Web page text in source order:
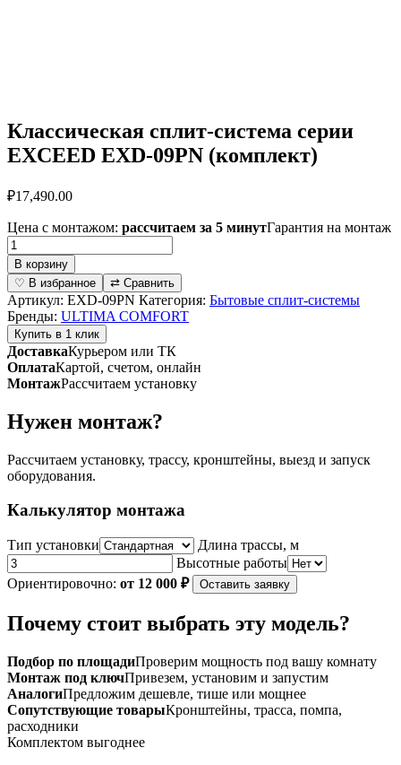
Классическая сплит-система серии
EXCEED EXD-09PN (комплект)
₽17,490.00
Цена с монтажом: рассчитаем за 5 минутГарантия на монтаж
Количество
товара
Классическая
сплит-
система
серии
EXCEED
EXD-
09PN
(комплект)
В корзину
♡ В избранное
⇄ Сравнить
Артикул: EXD-09PN Категория: Бытовые сплит-системы
Бренды: ULTIMA COMFORT
Купить в 1 клик
ДоставкаКурьером или ТК
ОплатаКартой, счетом, онлайн
МонтажРассчитаем установку
Нужен монтаж?
Рассчитаем установку, трассу, кронштейны, выезд и запуск
оборудования.
Калькулятор монтажа
Тип установки
Длина трассы, м
Высотные работы
Ориентировочно: от 12 000 ₽ Оставить заявку
Почему стоит выбрать эту модель?
Подбор по площадиПроверим мощность под вашу комнату
Монтаж под ключПривезем, установим и запустим
АналогиПредложим дешевле, тише или мощнее
Сопутствующие товарыКронштейны, трасса, помпа,
расходники
Комплектом выгоднее